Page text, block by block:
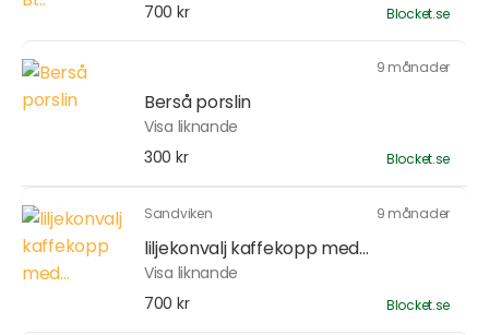
700 kr
Blocket.se
9 månader
Berså porslin
Visa liknande
300 kr
Blocket.se
Sandviken 9 månader
liljekonvalj kaffekopp med...
Visa liknande
700 kr
Blocket.se